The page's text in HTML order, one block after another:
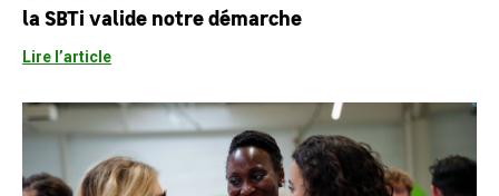
la SBTi valide notre démarche
Lire l’article